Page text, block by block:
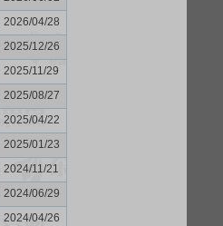
2026/04/28
2025/12/26
2025/11/29
2025/08/27
2025/04/22
2025/01/23
2024/11/21
2024/06/29
2024/04/26